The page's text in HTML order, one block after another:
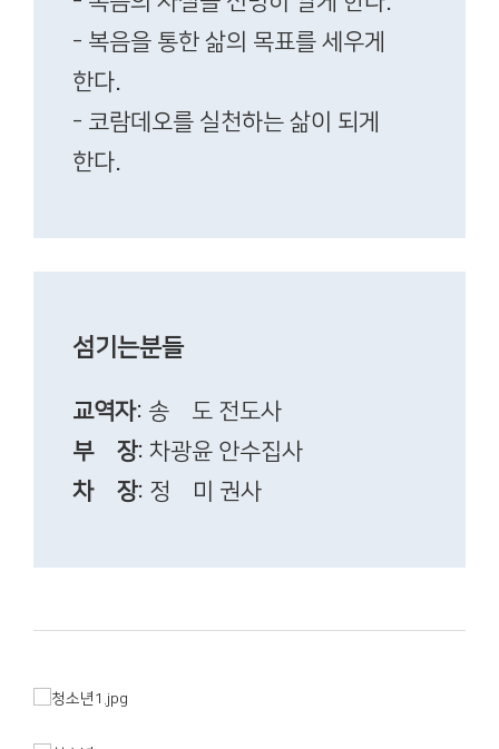
- 복음을 통한 삶의 목표를 세우게
한다.
- 코람데오를 실천하는 삶이 되게
한다.
섬기는분들
교역자: 송 도 전도사
부 장: 차광윤 안수집사
차 장: 정 미 권사